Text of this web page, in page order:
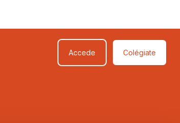
Accede Colégiate